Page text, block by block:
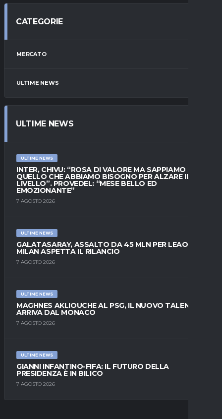
CATEGORIE
MERCATO
ULTIME NEWS
ULTIME NEWS
ULTIME NEWS
INTER, CHIVU: “ROSA DI VALORE MA SAPPIAMO
QUELLO CHE ABBIAMO BISOGNO PER ALZARE IL
LIVELLO”. PROVEDEL: “MESE BELLO ED
EMOZIONANTE”
7 AGOSTO 2026
ULTIME NEWS
GALATASARAY, ASSALTO DA 45 MLN PER LEAO:
MILAN ASPETTA IL RILANCIO
7 AGOSTO 2026
ULTIME NEWS
MAGHNES AKLIOUCHE AL PSG, IL NUOVO TALENTO
ARRIVA DAL MONACO
7 AGOSTO 2026
ULTIME NEWS
GIANNI INFANTINO-FIFA: IL FUTURO DELLA
PRESIDENZA È IN BILICO
7 AGOSTO 2026